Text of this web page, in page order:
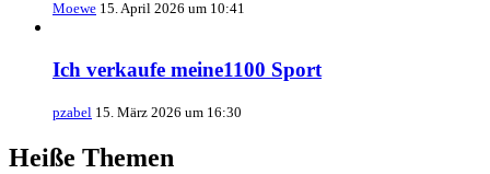
Moewe 15. April 2026 um 10:41
Ich verkaufe meine1100 Sport
pzabel 15. März 2026 um 16:30
Heiße Themen